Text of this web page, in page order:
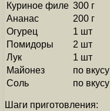
Куриное филе 300 г
Ананас
200 г
Огурец
1 шт
Помидоры
2 шт
Лук
1 шт
Майонез
по вкусу
Соль
по вкусу
Шаги приготовления: